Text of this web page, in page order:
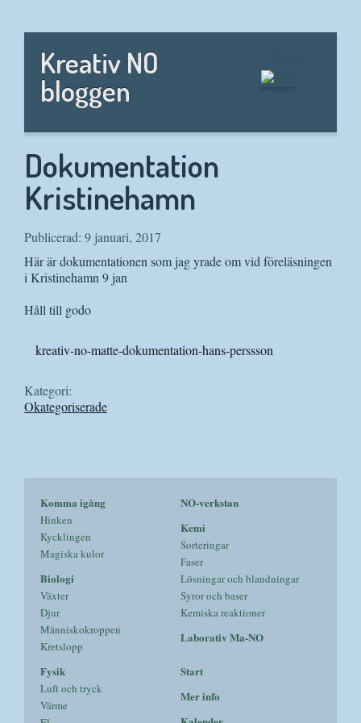
Kreativ NO
bloggen
Dokumentation
Kristinehamn
Publicerad: 9 januari, 2017
Här är dokumentationen som jag yrade om vid föreläsningen
i Kristinehamn 9 jan
Håll till godo
kreativ-no-matte-dokumentation-hans-perssson
Kategori:
Okategoriserade
Komma igång
Hinken
Kycklingen
Magiska kulor
Biologi
Växter
Djur
Människokroppen
Kretslopp
NO-verkstan
Kemi
Sorteringar
Faser
Lösningar och blandningar
Syror och baser
Kemiska reaktioner
Laborativ Ma-NO
Fysik
Luft och tryck
Värme
Start
Mer info